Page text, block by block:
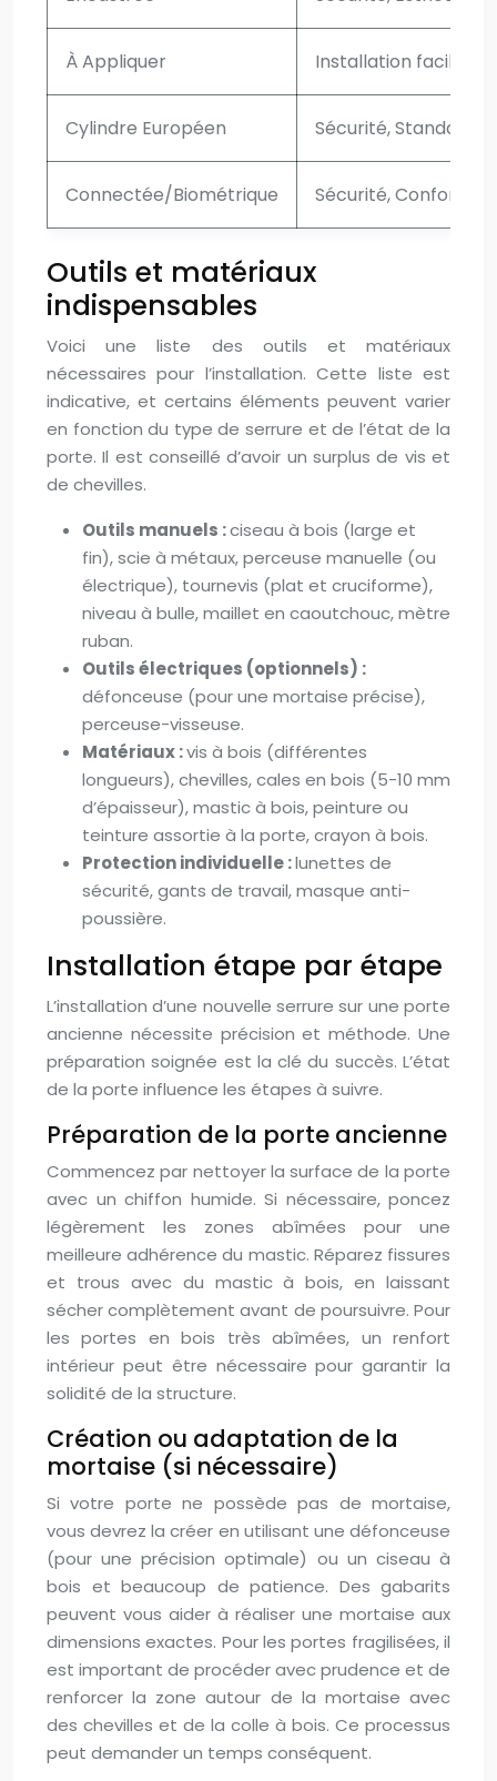
À Appliquer Installation facile,
Cylindre Européen Sécurité,
Connectée/Biométrique Sécurité, Confort
Outils et matériaux
indispensables
Voici une liste des outils et matériaux
nécessaires pour l’installation. Cette liste est
indicative, et certains éléments peuvent varier
en fonction du type de serrure et de l’état de la
porte. Il est conseillé d’avoir un surplus de vis et
de chevilles.
Outils manuels :ciseau à bois (large et
fin), scie à métaux, perceuse manuelle (ou
électrique), tournevis (plat et cruciforme),
niveau à bulle, maillet en caoutchouc, mètre
ruban.
Outils électriques (optionnels) :
défonceuse (pour une mortaise précise),
perceuse-visseuse.
Matériaux :vis à bois (différentes
longueurs), chevilles, cales en bois (5-10 mm
d’épaisseur), mastic à bois, peinture ou
teinture assortie à la porte, crayon à bois.
Protection individuelle :lunettes de
sécurité, gants de travail, masque anti-
poussière.
Installation étape par étape
L’installation d’une nouvelle serrure sur une porte
ancienne nécessite précision et méthode. Une
préparation soignée est la clé du succès. L’état
de la porte influence les étapes à suivre.
Préparation de la porte ancienne
Commencez par nettoyer la surface de la porte
avec un chiffon humide. Si nécessaire, poncez
légèrement les zones abîmées pour une
meilleure adhérence du mastic. Réparez fissures
et trous avec du mastic à bois, en laissant
sécher complètement avant de poursuivre. Pour
les portes en bois très abîmées, un renfort
intérieur peut être nécessaire pour garantir la
solidité de la structure.
Création ou adaptation de la
mortaise (si nécessaire)
Si votre porte ne possède pas de mortaise,
vous devrez la créer en utilisant une défonceuse
(pour une précision optimale) ou un ciseau à
bois et beaucoup de patience. Des gabarits
peuvent vous aider à réaliser une mortaise aux
dimensions exactes. Pour les portes fragilisées, il
est important de procéder avec prudence et de
renforcer la zone autour de la mortaise avec
des chevilles et de la colle à bois. Ce processus
peut demander un temps conséquent.